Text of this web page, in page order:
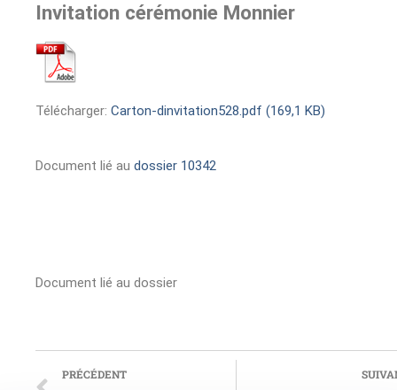
Invitation cérémonie Monnier
Télécharger: Carton-dinvitation528.pdf (169,1 KB)
Document lié au dossier 10342
Document lié au dossier
PRÉCÉDENT